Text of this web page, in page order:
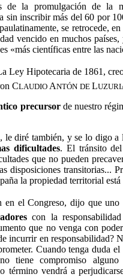
de la promulgación de la
sin inscribir más del 60 por
se retrocede,
vencido en muchos
«más científicas entre las
Ley Hipotecaria de 1861,
CLAUDIO ANTÓN DE L
precursorde nuestro
le diré también, y se lo digo
dificultades. El tránsito
que no pueden
disposiciones transitorias...
la propiedad territorial está
en el Congreso, dijo que
con la
que no venga con
incurrir en responsabilidad?
Cuando tenga duda
tiene compromiso
término vendrá a